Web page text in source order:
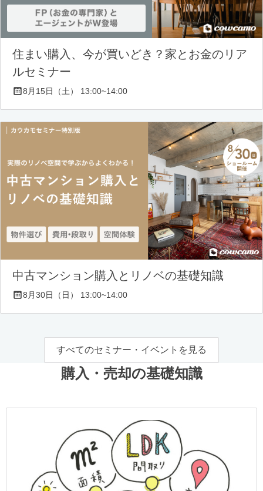
住まい購入、今が買いどき？家とお金のリア
ルセミナー
8月15日（土） 13:00~14:00
中古マンション購入とリノベの基礎知識
8月30日（日） 13:00~14:00
すべてのセミナー・イベントを見る
購入・売却の基礎知識